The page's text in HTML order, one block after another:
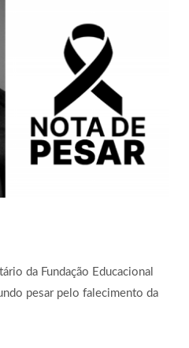
da Fundação Educacional
pesar pelo falecimento da